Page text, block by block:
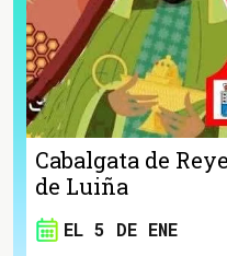
Cabalgata de
de Luiña
EL 5 DE ENE